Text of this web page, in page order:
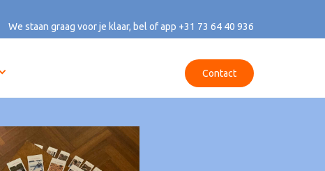
We staan graag voor je klaar, bel of app +31 73 64 40 936
Contact